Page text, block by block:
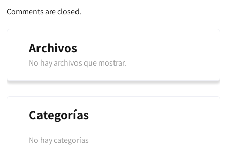
Comments are closed.
Archivos
No hay archivos que mostrar.
Categorías
No hay categorías